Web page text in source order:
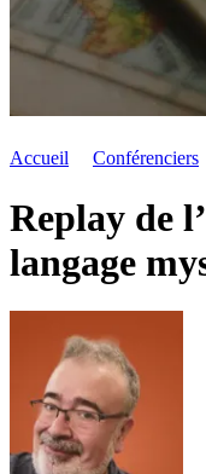
Accueil Conférenciers
Replay de
langage